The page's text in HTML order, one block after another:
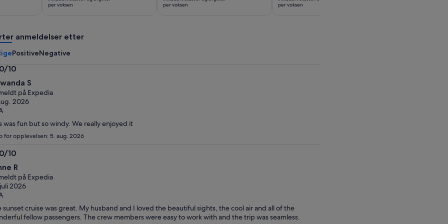
818 kr
per voksen
856 kr
per voksen
1 522 kr
per voksen
anmeldelser etter
PositiveNegative
10
S
på Expedia
2026
was fun but so windy. We really enjoyed it
for opplevelsen: 5. aug. 2026
10
R
på Expedia
2026
sunset cruise was great. My husband and I loved the beautiful sights, the cool air and all of the
fellow passengers. The crew members were easy to work with and the trip was seamless.